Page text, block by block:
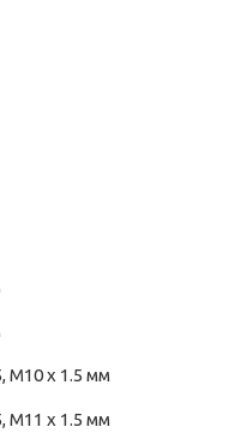
M10 x 1.5 мм
M11 x 1.5 мм